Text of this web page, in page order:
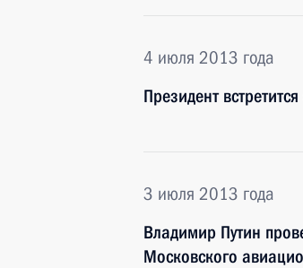
4 июля 2013 года
Президент
3 июля 2013 года
Владимир Путин
Московского